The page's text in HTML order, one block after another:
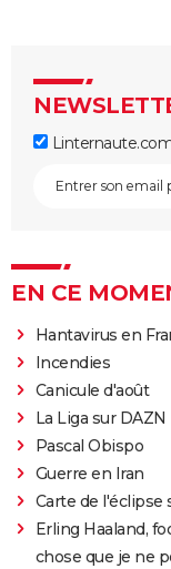
EN CE
Hantavirus en
Incendies
Canicule d'août
La Liga sur DAZN
Pascal Obispo
Guerre en Iran
Carte de l'éclipse
Erling Haaland,
chose que je ne